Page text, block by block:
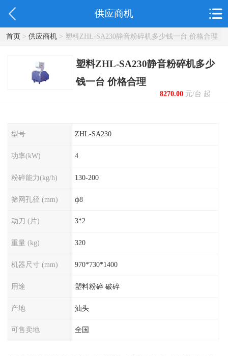
供应商机
首页> 供应商机> 塑料ZHL-SA230静音粉碎机多少钱一台 价格合理
塑料ZHL-SA230静音粉碎机多少
钱一台 价格合理
8270.00元/台 起
型号 ZHL-SA230
功率(kW) 4
粉碎能力(kg/h) 130-200
筛网孔径 (mm) ф8
动刀 (片) 3*2
重量 (kg) 320
机器尺寸 (mm) 970*730*1400
用途 塑料粉碎 破碎
产地 汕头
可售卖地 全国